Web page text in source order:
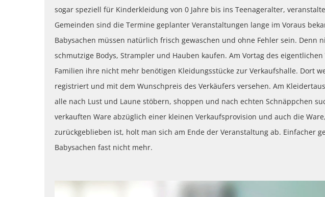
sogar speziell für Kinderkleidung von 0 Jahre bis ins Teenageralter,
Gemeinden sind die Termine geplanter Veranstaltungen lange im Voraus
Babysachen müssen natürlich frisch gewaschen und ohne Fehler sein. Denn
schmutzige Bodys, Strampler und Hauben kaufen. Am Vortag des
Familien ihre nicht mehr benötigen Kleidungsstücke zur Verkaufshalle. Dort
registriert und mit dem Wunschpreis des Verkäufers versehen. Am
alle nach Lust und Laune stöbern, shoppen und nach echten Schnäppchen
verkauften Ware abzüglich einer kleinen Verkaufsprovision und auch die
zurückgeblieben ist, holt man sich am Ende der Veranstaltung ab. Einfacher
Babysachen fast nicht mehr.